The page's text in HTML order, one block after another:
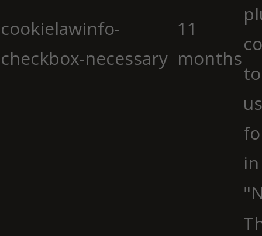
cookielawinfo-
checkbox-necessary
11
months